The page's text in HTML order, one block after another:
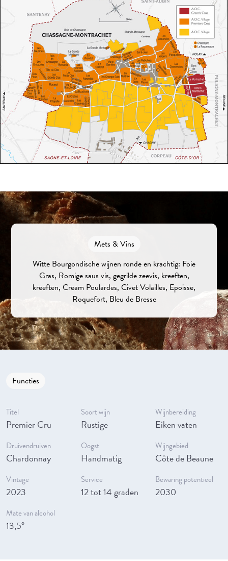
Mets & Vins
Witte Bourgondische wijnen ronde en krachtig: Foie
Gras, Romige saus vis, gegrilde zeevis, kreeften,
kreeften, Cream Poulardes, Civet Volailles, Epoisse,
Roquefort, Bleu de Bresse
Functies
Titel
Premier Cru
Soort wijn
Rustige
Wijnbereiding
Eiken vaten
Druivendruiven
Chardonnay
Oogst
Handmatig
Wijngebied
Côte de Beaune
Vintage
2023
Service
12 tot 14 graden
Bewaring potentieel
2030
Mate van alcohol
13,5°